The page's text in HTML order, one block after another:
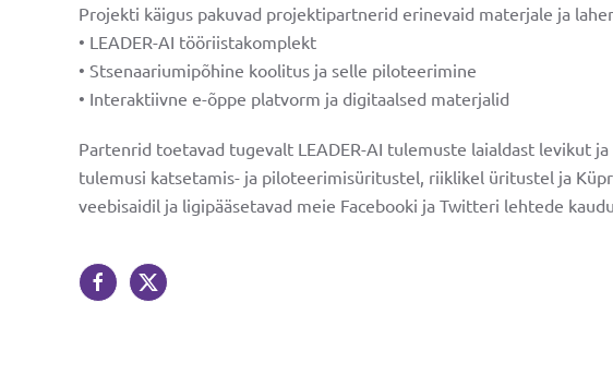
Uudised
Võta
Projekti käigus pakuvad projektipartnerid erinevaid materjale ja
• LEADER-AI tööriistakomplekt
• Stsenaariumipõhine koolitus ja selle piloteerimine
• Interaktiivne e-õppe platvorm ja digitaalsed materjalid
Partenrid toetavad tugevalt LEADER-AI tulemuste laialdast levikut
tulemusi katsetamis- ja piloteerimisüritustel, riiklikel üritustel ja
veebisaidil ja ligipääsetavad meie Facebooki ja Twitteri lehtede kaudu.